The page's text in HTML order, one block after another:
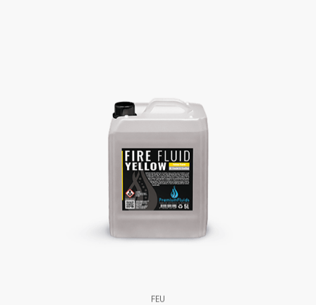
FEU